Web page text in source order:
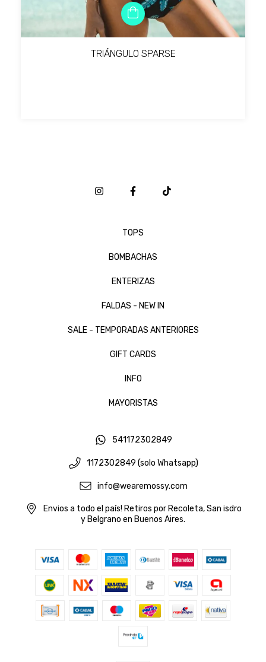
TRIÁNGULO SPARSE
TOPS
BOMBACHAS
ENTERIZAS
FALDAS - NEW IN
SALE - TEMPORADAS ANTERIORES
GIFT CARDS
INFO
MAYORISTAS
541172302849
1172302849 (solo Whatsapp)
info@wearemossy.com
Envios a todo el país! Retiros por Recoleta, San isdro
y Belgrano en Buenos Aires.